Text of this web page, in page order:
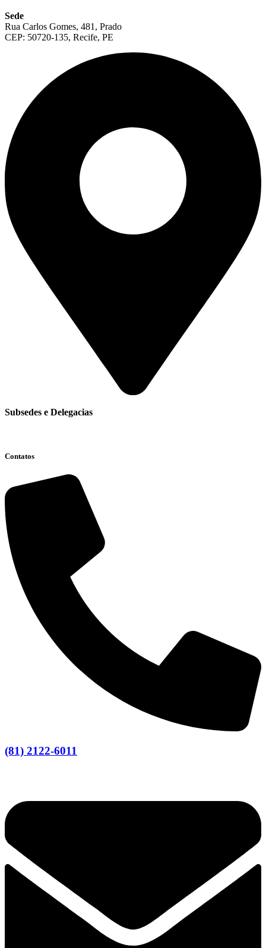
Sede
Rua Carlos Gomes, 481, Prado
CEP: 50720-135, Recife, PE
Subsedes e Delegacias
Contatos
(81) 2122-6011